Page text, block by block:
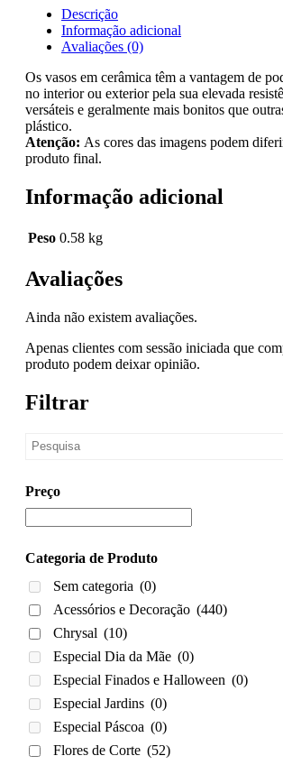
Descrição
Informação adicional
Avaliações (0)
Os vasos em cerâmica têm a vantagem de
no interior ou exterior pela sua elevada
versáteis e geralmente mais bonitos que
plástico.
Atenção: As cores das imagens podem
produto final.
Informação adicional
Peso 0.58 kg
Avaliações
Ainda não existem avaliações.
Apenas clientes com sessão iniciada que
produto podem deixar opinião.
Filtrar
Preço
Categoria de Produto
Sem categoria (0)
Acessórios e Decoração (440)
Chrysal (10)
Especial Dia da Mãe (0)
Especial Finados e Halloween (0)
Especial Jardins (0)
Especial Páscoa (0)
Flores de Corte (52)